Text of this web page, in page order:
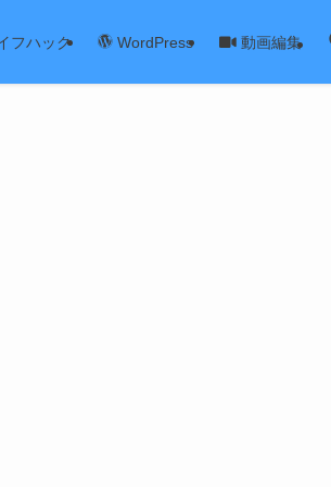
フハック WordPress 動画編集